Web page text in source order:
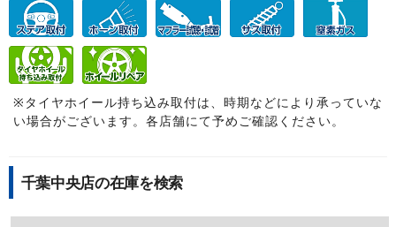
※タイヤホイール持ち込み取付は、時期などにより承っていな
い場合がございます。各店舗にて予めご確認ください。
千葉中央店の在庫を検索